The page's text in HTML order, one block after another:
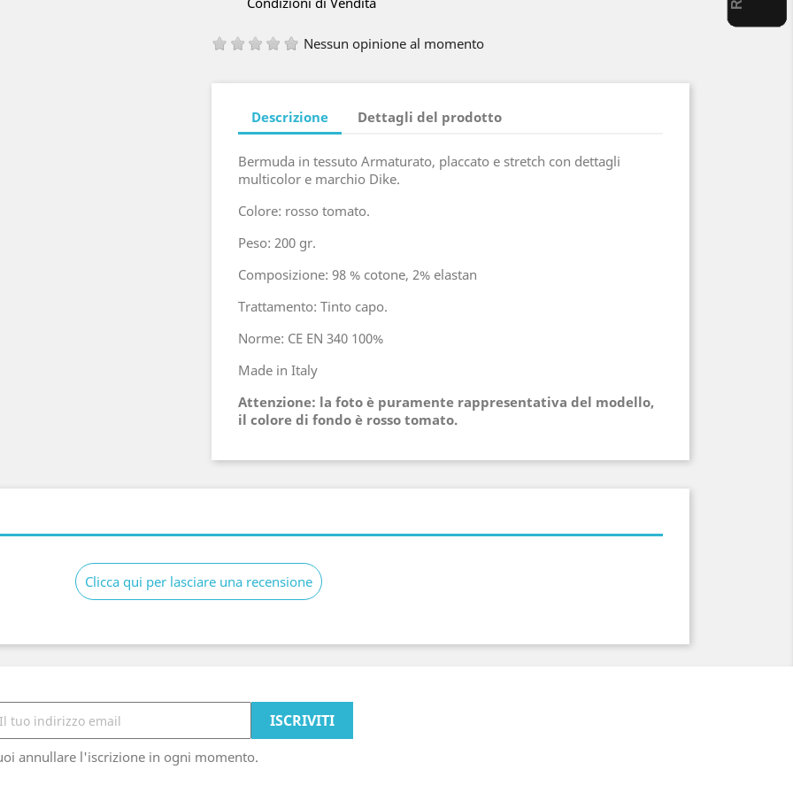
Nessun opinione al momento
Descrizione Dettagli del prodotto
Bermuda in tessuto Armaturato, placcato e stretch con dettagli
multicolor e marchio Dike.
Colore: rosso tomato.
Peso: 200 gr.
Composizione: 98 % cotone, 2% elastan
Trattamento: Tinto capo.
Norme: CE EN 340 100%
Made in Italy
Attenzione: la foto è puramente rappresentativa del modello,
il colore di fondo è rosso tomato.
Clicca qui per lasciare una recensione
annullare l'iscrizione in ogni momento.